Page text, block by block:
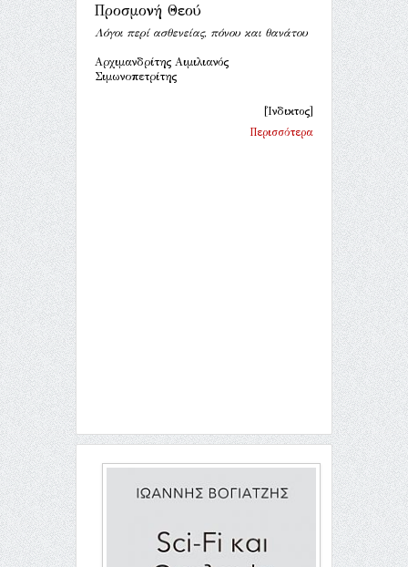
Προσμονή Θεού
Λόγοι περί ασθενείας, πόνου και θανάτου
Αρχιμανδρίτης Αιμιλιανός
Σιμωνοπετρίτης
[Ίνδικτος]
Περισσότερα